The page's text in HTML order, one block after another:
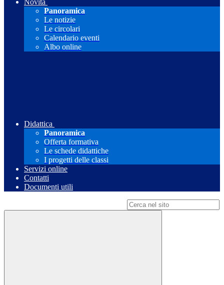
Novità
Panoramica
Le notizie
Le circolari
Calendario eventi
Albo online
Didattica
Panoramica
Offerta formativa
Le schede didattiche
I progetti delle classi
Servizi online
Contatti
Documenti utili